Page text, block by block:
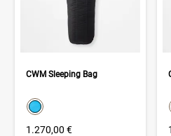
CWM Sleeping Bag
color swatch
Select color
1.270,00 €